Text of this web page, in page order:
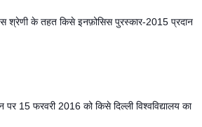
श्रेणी के तहत किसे इनफ़ोसिस पुरस्कार-2015 प्रदान
15 फरवरी 2016 को किसे दिल्ली विश्वविद्यालय का